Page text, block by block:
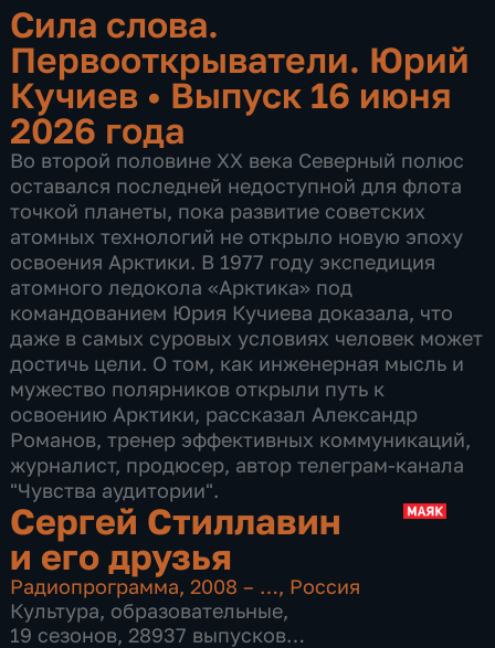
Сила слова.
Первооткрыватели. Юрий
Кучиев • Выпуск 16 июня
2026 года
Во второй половине XX века Северный полюс
оставался последней недоступной для флота
точкой планеты, пока развитие советских
атомных технологий не открыло новую эпоху
освоения Арктики. В 1977 году экспедиция
атомного ледокола «Арктика» под
командованием Юрия Кучиева доказала, что
даже в самых суровых условиях человек может
достичь цели. О том, как инженерная мысль и
мужество полярников открыли путь к
освоению Арктики, рассказал Александр
Романов, тренер эффективных коммуникаций,
журналист, продюсер, автор телеграм-канала
"Чувства аудитории".
Сергей Стиллавин
и его друзья
Радиопрограмма,2008 – …, Россия
Культура, образовательные,
19 сезонов, 28937 выпусков